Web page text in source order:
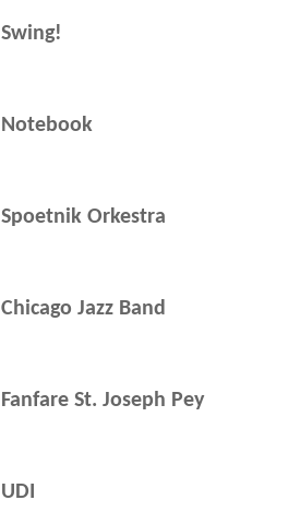
Swing!
Notebook
Spoetnik Orkestra
Chicago Jazz Band
Fanfare St. Joseph Pey
UDI